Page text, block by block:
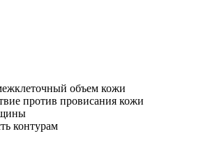
объем кожи
против провисания кожи
контурам